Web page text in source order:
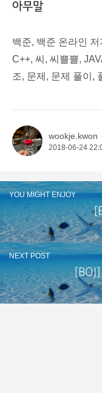
아무말
백준, 백준 온라인
C++, 씨, 씨쁠쁠,
조, 문제, 문제 풀이,
wookje.kwon
2018-06-24
YOU MIGHT ENJOY
NEXT POST